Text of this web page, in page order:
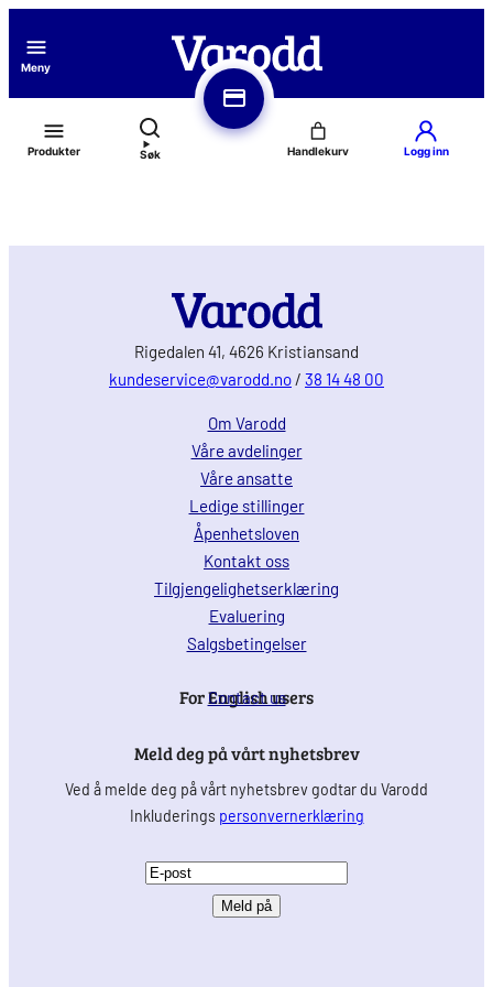
Meny
Produkter Søk Logg inn
Rigedalen 41, 4626 Kristiansand
kundeservice@varodd.no / 38 14 48 00
Om Varodd
Våre avdelinger
Våre ansatte
Ledige stillinger
Åpenhetsloven
Kontakt oss
Tilgjengelighetserklæring
Evaluering
Salgsbetingelser
For English users
Contact us
Meld deg på vårt nyhetsbrev
Ved å melde deg på vårt nyhetsbrev godtar du Varodd
Inkluderings personvernerklæring
E